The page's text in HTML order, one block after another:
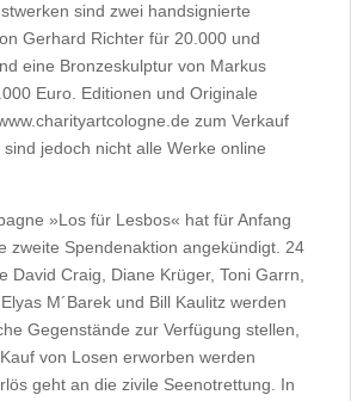
sind zwei handsignierte
Gerhard Richter für 20.000 und
eine Bronzeskulptur von Markus
Euro. Editionen und Originale
zum Verkauf
jedoch nicht alle Werke online
»Los für Lesbos« hat für Anfang
zweite Spendenaktion angekündigt. 24
David Craig, Diane Krüger, Toni Garrn,
M´Barek und Bill Kaulitz werden
Gegenstände zur Verfügung stellen,
von Losen erworben werden
geht an die zivile Seenotrettung. In